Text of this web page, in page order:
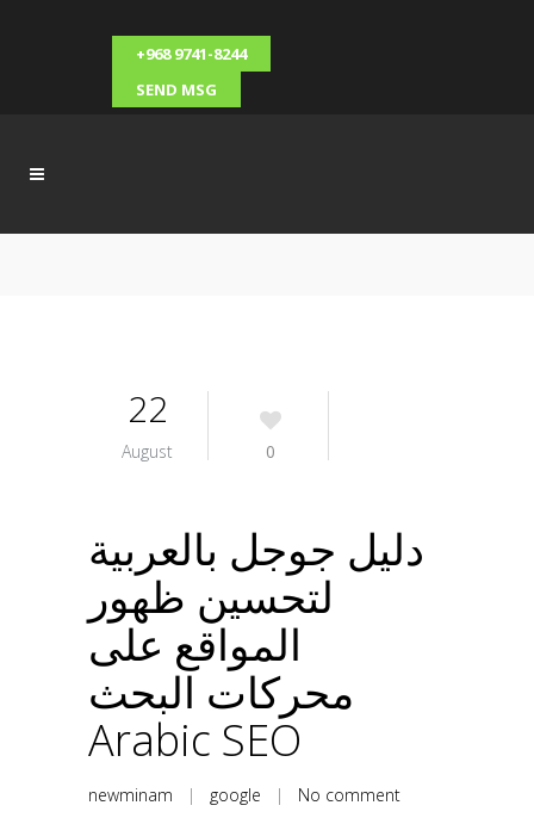
+968 9741-8244
SEND MSG
22
August 0
دليل جوجل بالعربية
لتحسين ظهور
المواقع على
محركات البحث
Arabic SEO
newminam | google | No comment